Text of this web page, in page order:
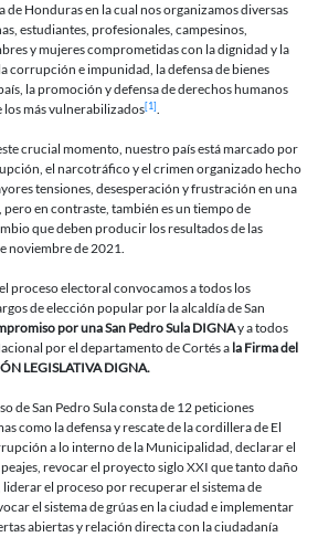
Honduras en la cual nos organizamos diversas
estudiantes, profesionales, campesinos,
y mujeres comprometidas con la dignidad y la
corrupción e impunidad, la defensa de bienes
la promoción y defensa de derechos humanos
más vulnerabilizados[1].
crucial momento, nuestro país está marcado por
el narcotráfico y el crimen organizado hecho
tensiones, desesperación y frustración en una
en contraste, también es un tiempo de
que deben producir los resultados de las
noviembre de 2021.
proceso electoral convocamos a todos los
de elección popular por la alcaldía de San
por una San Pedro Sula DIGNAy a todos
por el departamento de Cortés a la Firma del
LEGISLATIVA DIGNA.
de San Pedro Sula consta de 12 peticiones
como la defensa y rescate de la cordillera de El
a lo interno de la Municipalidad, declarar el
revocar el proyecto siglo XXI que tanto daño
el proceso por recuperar el sistema de
el sistema de grúas en la ciudad e implementar
abiertas y relación directa con la ciudadanía